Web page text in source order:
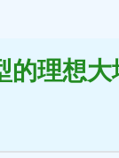
的理想大